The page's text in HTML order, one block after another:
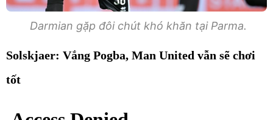
Darmian gặp đôi chút khó khăn tại Parma.
Solskjaer: Vắng Pogba, Man United vẫn sẽ chơi
tốt